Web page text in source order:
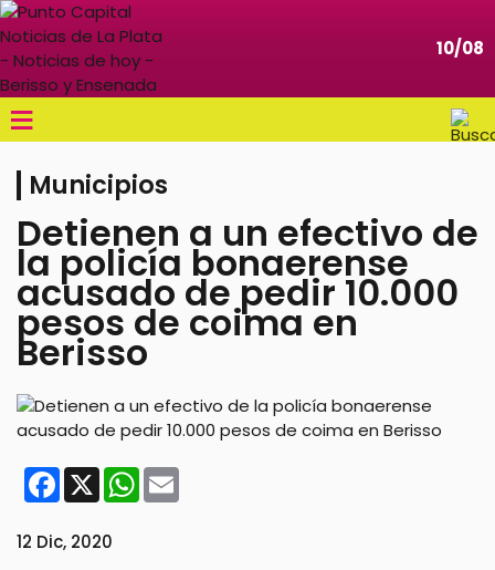
10/08
≡
Municipios
Detienen a un efectivo de
la policía bonaerense
acusado de pedir 10.000
pesos de coima en
Berisso
Facebook
X WhatsApp
Email
12 Dic, 2020